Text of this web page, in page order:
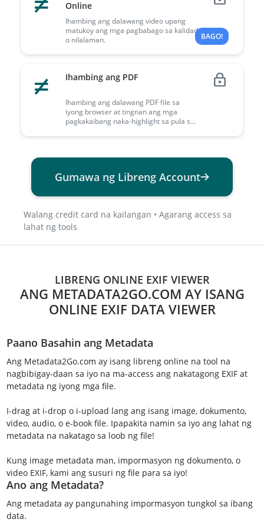
Online
Ihambing ang dalawang video upang
matukoy ang mga pagbabago sa kalidad
o nilalaman.
BAGO!
Ihambing ang PDF
Ihambing ang dalawang PDF file sa
iyong browser at tingnan ang mga
pagkakaibang naka-highlight sa pula sa
Gumawa ng Libreng Account
Walang credit card na kailangan • Agarang access sa
lahat ng tools
LIBRENG ONLINE EXIF VIEWER
ANG METADATA2GO.COM AY ISANG
ONLINE EXIF DATA VIEWER
Paano Basahin ang Metadata
Ang Metadata2Go.com ay isang libreng online na tool na
nagbibigay-daan sa iyo na ma-access ang nakatagong EXIF at
metadata ng iyong mga file.
I-drag at i-drop o i-upload lang ang isang image, dokumento,
video, audio, o e-book file. Ipapakita namin sa iyo ang lahat ng
metadata na nakatago sa loob ng file!
Kung image metadata man, impormasyon ng dokumento, o
video EXIF, kami ang susuri ng file para sa iyo!
Ano ang Metadata?
Ang metadata ay pangunahing impormasyon tungkol sa ibang
data.